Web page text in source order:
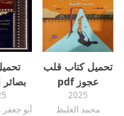
تحميل كتاب قلب
عجوز pdf
2025
محمد الغليظ
بصائر